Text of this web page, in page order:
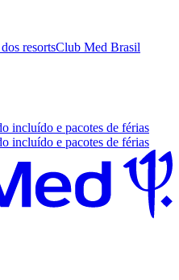
resortsClub Med Brasil
incluído e pacotes de férias
incluído e pacotes de férias